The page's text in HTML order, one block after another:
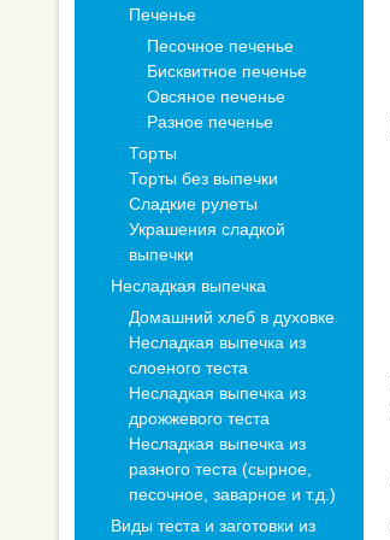
Печенье
Песочное печенье
Бисквитное печенье
Овсяное печенье
Разное печенье
Торты
Торты без выпечки
Сладкие рулеты
Украшения сладкой
выпечки
Несладкая выпечка
Домашний хлеб в духовке
Несладкая выпечка из
слоеного теста
Несладкая выпечка из
дрожжевого теста
Несладкая выпечка из
разного теста (сырное,
песочное, заварное и т.д.)
Виды теста и заготовки из